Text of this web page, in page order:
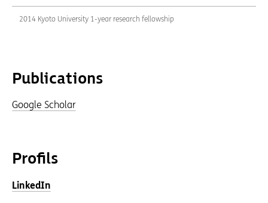
2014 Kyoto University 1-year research fellowship
Publications
Google Scholar
Profils
LinkedIn